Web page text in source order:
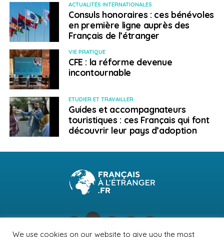
ACTUALITÉS INTERNATIONALES
Consuls honoraires : ces bénévoles
en première ligne auprès des
Français de l’étranger
VIE PRATIQUE
CFE : la réforme devenue
incontournable
ETUDIER ET TRAVAILLER
Guides et accompagnateurs
touristiques : ces Français qui font
découvrir leur pays d’adoption
We use cookies on our website to give you the most